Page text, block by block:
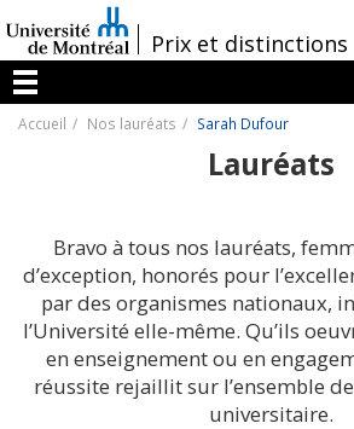
au
contenu
/Prix et distinctions
Menu
Accueil Nos lauréats Sarah Dufour
Lauréats
Bravo à tous nos lauréats,
d’exception, honorés pour
par des organismes nationaux,
l’Université elle-même. Qu’ils
en enseignement ou en
réussite rejaillit sur l’ensemble
universitaire.